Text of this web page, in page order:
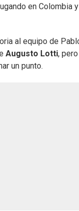
en Colombia
al equipo de
Augusto Lotti,
un punto.